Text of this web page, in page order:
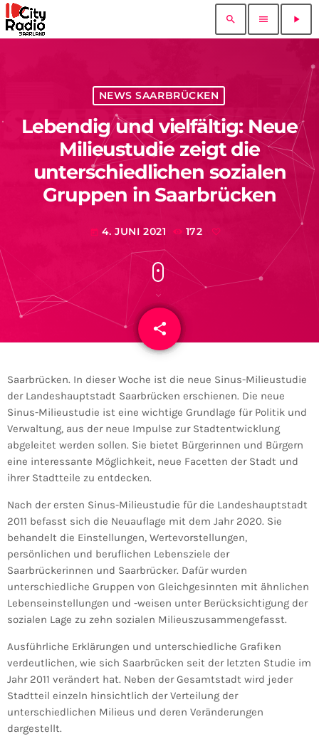
search menu play_arrow
NEWS SAARBRÜCKEN
Lebendig und vielfältig: Neue
Milieustudie zeigt die
unterschiedlichen sozialen
Gruppen in Saarbrücken
today 4. JUNI 2021 172
share
email
Saarbrücken. In dieser Woche ist die neue Sinus-Milieustudie
der Landeshauptstadt Saarbrücken erschienen. Die neue
Sinus-Milieustudie ist eine wichtige Grundlage für Politik und
Verwaltung, aus der neue Impulse zur Stadtentwicklung
abgeleitet werden sollen. Sie bietet Bürgerinnen und Bürgern
eine interessante Möglichkeit, neue Facetten der Stadt und
ihrer Stadtteile zu entdecken.
Nach der ersten Sinus-Milieustudie für die Landeshauptstadt
2011 befasst sich die Neuauflage mit dem Jahr 2020. Sie
behandelt die Einstellungen, Wertevorstellungen,
persönlichen und beruflichen Lebensziele der
Saarbrückerinnen und Saarbrücker. Dafür wurden
unterschiedliche Gruppen von Gleichgesinnten mit ähnlichen
Lebenseinstellungen und -weisen unter Berücksichtigung der
sozialen Lage zu zehn sozialen Milieuszusammengefasst.
Ausführliche Erklärungen und unterschiedliche Grafiken
verdeutlichen, wie sich Saarbrücken seit der letzten Studie im
Jahr 2011 verändert hat. Neben der Gesamtstadt wird jeder
Stadtteil einzeln hinsichtlich der Verteilung der
unterschiedlichen Milieus und deren Veränderungen
dargestellt.